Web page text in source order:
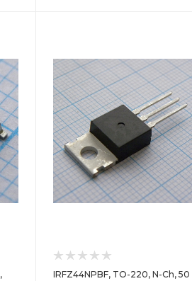
IRFZ44NPBF, TO-220, N-Ch, 50